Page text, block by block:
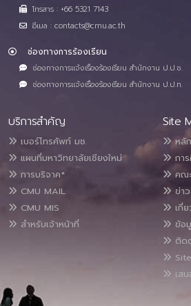
โทรสาร : +66 5321 7143
อีเมล : contacts@cmu.ac.th
ช่องทางการร้องเรียน
ช่องทางการแจ้งเรื่องร้องเรียน สำนักงาน ป.ป.ช.
ช่องทางการแจ้งเรื่องร้องเรียน สำนักงาน ป.ป.ท.
บริการสำคัญ
เบอร์โทรศัพท์ มช.
แผนที่มหาวิทยาลัยเชียงใหม่
การบริจาค*
CMU MAIL
CMU MIS
สำหรับเจ้าหน้าที่
Site
หลั
กา
คณ
ข่า
เกี่
ข้อ
ติด
เส